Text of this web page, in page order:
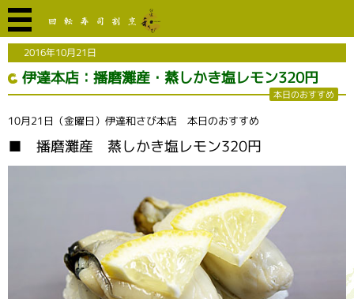
2016年10月21日
伊達本店：播磨灘産・蒸しかき塩レモン320円
本日のおすすめ
10月21日（金曜日）伊達和さび本店 本日のおすすめ
■ 播磨灘産 蒸しかき塩レモン320円